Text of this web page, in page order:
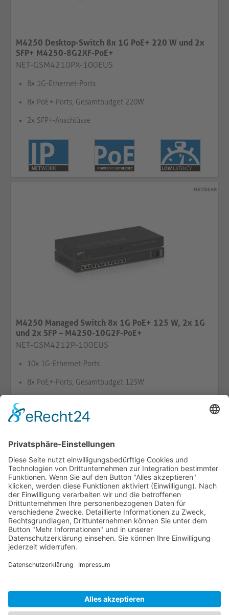
M4250 Desktop-Switch 8x 1G PoE+ 220 W und 2x
SFP+ M4250-8G2XF-PoE+
NET-GSM4210PX-100EUS
8x 1G-Ethernet-Ports
8x PoE+-Ports, Gesamtbudget 220W
2x SFP+-Anschlüsse
M4250 Managed Switch 8x 1G PoE+ 125 W, 2x 1G
und 2x SFP – M4250-10G2F-PoE+
NET-GSM4212P-100EUS
10x 1G-Ethernet-Ports
8x PoE+-Ports, Gesamtbudget 125W
1 von 2
HOTLINE
PURELINK.DE
MARKEN